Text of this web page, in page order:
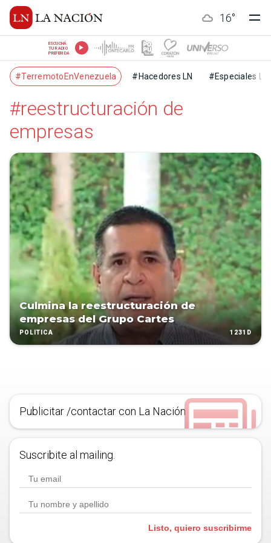
16°
ESCUCHÁ
TU RADIO
PREFERIDA
#TerremotoEnVenezuela #Hacedores LN #Especiales LN
#reestructuración de
empresas
Culmina la reestructuración de
empresas del Grupo Cartes
POLÍTICA 1231D
Publicitar /contactar con La Nación
Suscribite al mailing.
Listo, quiero suscribirme